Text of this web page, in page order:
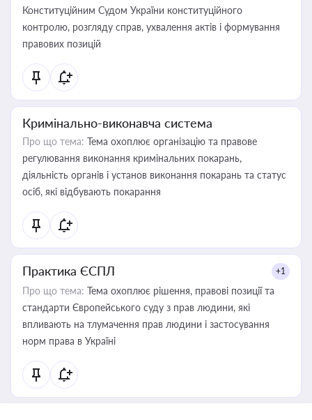
Конституційним Судом України конституційного
контролю, розгляду справ, ухвалення актів і формування
правових позицій
Кримінально-виконавча система
Про що тема: Тема охоплює організацію та правове
регулювання виконання кримінальних покарань,
діяльність органів і установ виконання покарань та статус
осіб, які відбувають покарання
Практика ЄСПЛ +1
Про що тема: Тема охоплює рішення, правові позиції та
стандарти Європейського суду з прав людини, які
впливають на тлумачення прав людини і застосування
норм права в Україні